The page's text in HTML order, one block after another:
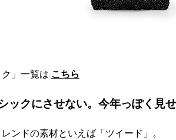
ク」一覧は こちら
ックにさせない。今年っぽく見せ
ンドの素材といえば「ツイード」。